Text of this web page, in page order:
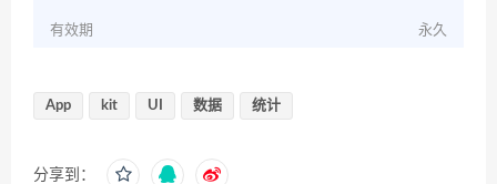
有效期 永久
App kit UI 数据 统计
分享到：